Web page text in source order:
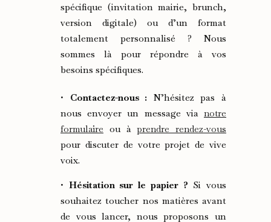
spécifique (invitation mairie, brunch,
version digitale) ou d’un format
totalement personnalisé ? Nous
sommes là pour répondre à vos
besoins spécifiques.
• Contactez-nous : N’hésitez pas à
nous envoyer un message via notre
formulaire ou àprendre rendez-vous
pour discuter de votre projet de vive
voix.
• Hésitation sur le papier ? Si vous
souhaitez toucher nos matières avant
de vous lancer, nous proposons un